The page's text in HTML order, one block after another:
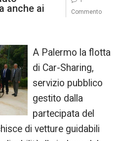
anche ai
A Palermo la flotta
di Car-Sharing,
servizio pubblico
gestito dalla
partecipata del
di vetture guidabili
Commento